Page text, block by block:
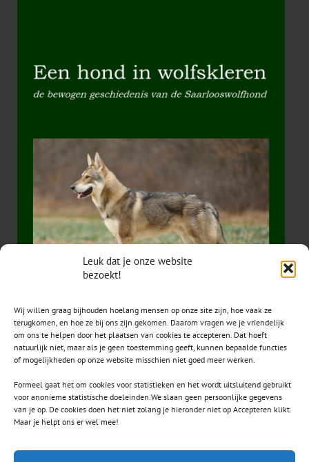
Leuk dat je onze website
bezoekt!
Wij willen graag bijhouden hoelang mensen op onze site zijn, hoe vaak ze
terugkomen, en hoe ze bij ons zijn gekomen. Daarom vragen we je vriendelijk
om ons te helpen door het plaatsen van cookies te accepteren. Dat hoeft
natuurlijk niet, maar als je geen toestemming geeft, kunnen bepaalde functies
of mogelijkheden op onze website misschien niet goed meer werken.
Formeel gaat het om cookies voor statistieken en het wordt uitsluitend gebruikt
voor anonieme statistische doeleinden.We slaan geen persoonlijke gegevens
van je op. De cookies doen het niet zolang je hieronder niet op Accepteren klikt.
Maar je helpt ons er wel mee!
CONTACT
secretaris.avls@gmail.com